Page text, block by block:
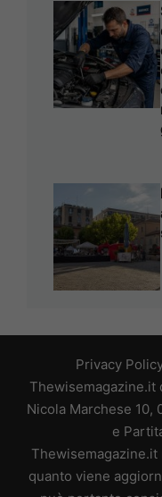
Privacy
Thewisemagazine.it
Nicola Marchese 10,
e
quanto viene